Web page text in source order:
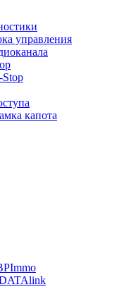
управления
Stop
капота